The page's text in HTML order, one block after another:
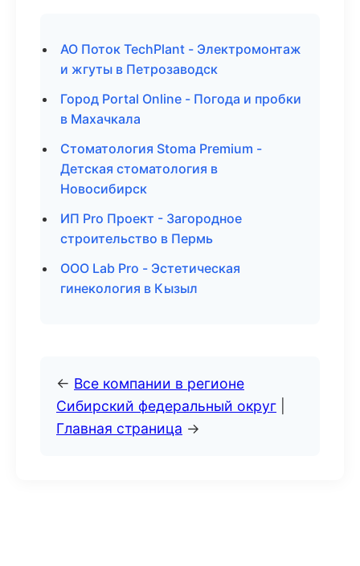
АО Поток TechPlant - Электромонтаж
и жгуты в Петрозаводск
Город Portal Online - Погода и пробки
в Махачкала
Стоматология Stoma Premium -
Детская стоматология в
Новосибирск
ИП Pro Проект - Загородное
строительство в Пермь
ООО Lab Pro - Эстетическая
гинекология в Кызыл
← Все компании в регионе
Сибирский федеральный округ
Главная страница →